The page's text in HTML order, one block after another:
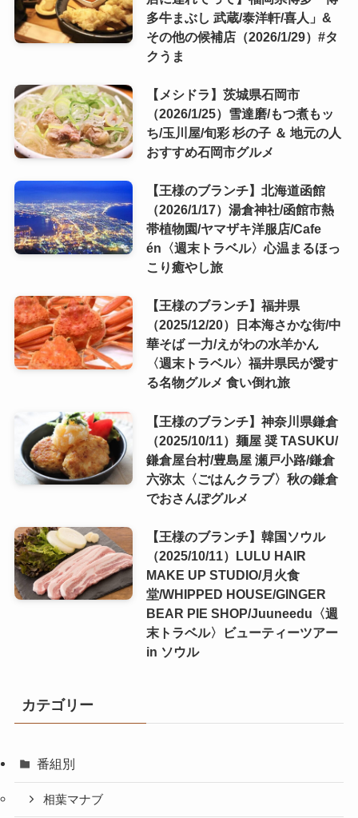
多牛まぶし 武蔵/泰洋軒/喜人」&
その他の候補店（2026/1/29）#タ
クうま
【メシドラ】茨城県石岡市
（2026/1/25）雪達磨/もつ煮もッ
ち/玉川屋/旬彩 杉の子 ＆ 地元の人
おすすめ石岡市グルメ
【王様のブランチ】北海道函館
（2026/1/17）湯倉神社/函館市熱
帯植物園/ヤマザキ洋服店/Cafe
én〈週末トラベル〉心温まるほっ
こり癒やし旅
【王様のブランチ】福井県
（2025/12/20）日本海さかな街/中
華そば 一力/えがわの水羊かん
〈週末トラベル〉福井県民が愛す
る名物グルメ 食い倒れ旅
【王様のブランチ】神奈川県鎌倉
（2025/10/11）麺屋 奨 TASUKU/
鎌倉屋台村/豊島屋 瀬戸小路/鎌倉
六弥太〈ごはんクラブ〉秋の鎌倉
でおさんぽグルメ
【王様のブランチ】韓国ソウル
（2025/10/11）LULU HAIR
MAKE UP STUDIO/月火食
堂/WHIPPED HOUSE/GINGER
BEAR PIE SHOP/Juuneedu〈週
末トラベル〉ビューティーツアー
in ソウル
カテゴリー
番組別
相葉マナブ